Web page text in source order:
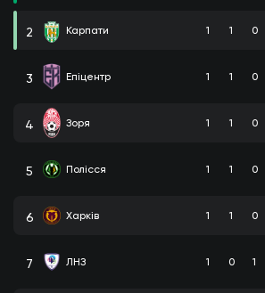
2 Карпати 1 1 0
3 Епіцентр 1 1 0
4 Зоря 1 1 0
5 Полісся 1 1 0
6 Харків 1 1 0
7 ЛНЗ 1 0 1